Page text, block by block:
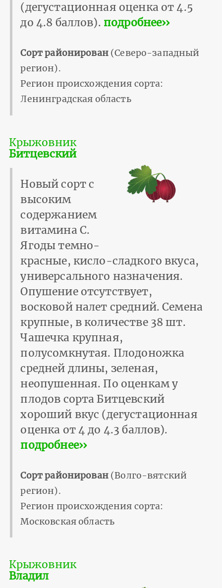
(дегустационная оценка от 4.5
до 4.8 баллов). подробнее››
Сорт районирован(Северо-западный
регион).
Регион происхождения сорта:
Ленинградская область
Крыжовник
Битцевский
Новый сорт с
высоким
содержанием
витамина С.
Ягоды темно-
красные, кисло-сладкого вкуса,
универсального назначения.
Опушение отсутствует,
восковой налет средний. Семена
крупные, в количестве 38 шт.
Чашечка крупная,
полусомкнутая. Плодоножка
средней длины, зеленая,
неопушенная. По оценкам у
плодов сорта Битцевский
хороший вкус (дегустационная
оценка от 4 до 4.3 баллов).
подробнее››
Сорт районирован(Волго-вятский
регион).
Регион происхождения сорта:
Московская область
Крыжовник
Владил